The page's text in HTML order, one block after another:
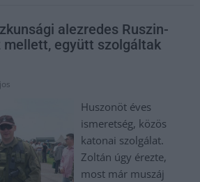
alezredes Ruszin-
mellett, együtt szolgáltak
Huszonöt éves
ismeretség, közös
katonai szolgálat.
Zoltán úgy érezte,
most már muszáj